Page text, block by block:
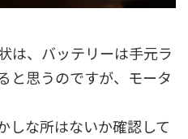
は、バッテリーは手元ラ
と思うのですが、モータ
しな所はないか確認して